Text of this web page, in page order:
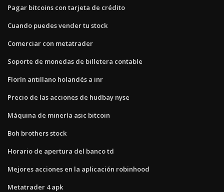
Pagar bitcoins con tarjeta de crédito
Cuando puedes vender tu stock
Comerciar con metatrader
Soporte de monedas de billetera contable
Florín antillano holandés a inr
Precio de las acciones de hudbay nyse
Máquina de minería asic bitcoin
Boh brothers stock
Horario de apertura del banco td
Mejores acciones en la aplicación robinhood
Metatrader 4 apk